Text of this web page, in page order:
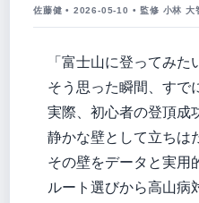
佐藤健 • 2026-05-10 • 監修 小林 大
「富士山に登ってみ
そう思った瞬間、すで
実際、初心者の登頂成
静かな壁として立ちは
その壁をデータと実用
ルート選びから高山病